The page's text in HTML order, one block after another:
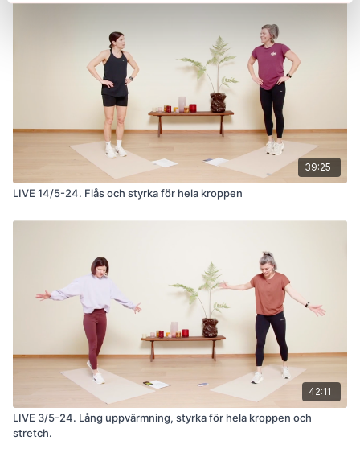
39:25
LIVE 14/5-24. Flås och styrka för hela kroppen
42:11
LIVE 3/5-24. Lång uppvärmning, styrka för hela kroppen och
stretch.